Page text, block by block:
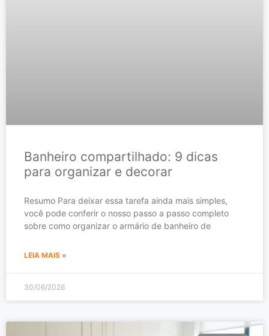
Banheiro compartilhado: 9 dicas
para organizar e decorar
Resumo Para deixar essa tarefa ainda mais simples,
você pode conferir o nosso passo a passo completo
sobre como organizar o armário de banheiro de
LEIA MAIS »
30/06/2026